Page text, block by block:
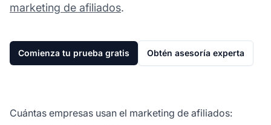
marketing de afiliados.
Comienza tu prueba gratis Obtén asesoría experta
Cuántas empresas usan el marketing de afiliados: